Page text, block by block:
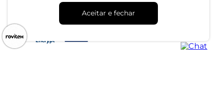
Aceitar e fechar
CNPJ: 79.233.672/0001-05
Av. Maria Marangoni, 391 - 89129-080 - Luiz Alves - SC